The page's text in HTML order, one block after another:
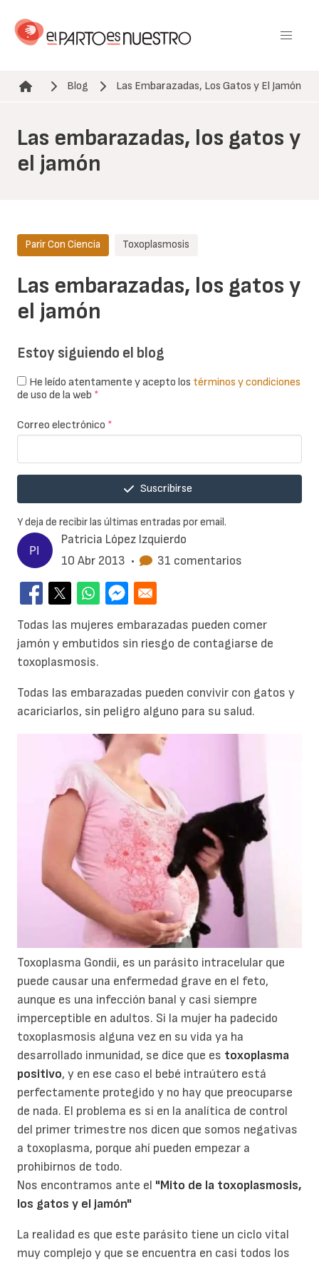
contenido
Ruta de navegación
Blog Las Embarazadas, Los Gatos y El Jamón
Las embarazadas, los gatos y
el jamón
Patricia López Izquierdo
10 Abr 2013 • 31 comentarios
Las embarazadas, los gatos y
el jamón
Parir Con Ciencia Toxoplasmosis
Todas las mujeres embarazadas pueden comer
jamón y embutidos sin riesgo de contagiarse de
toxoplasmosis.
Todas las embarazadas pueden convivir con gatos y
acariciarlos, sin peligro alguno para su salud.
Toxoplasma Gondii, es un parásito intracelular que
puede causar una enfermedad grave en el feto,
aunque es una infección banal y casi siempre
imperceptible en adultos. Si la mujer ha padecido
toxoplasmosis alguna vez en su vida ya ha
desarrollado inmunidad, se dice que es toxoplasma
positivo, y en ese caso el bebé intraútero está
perfectamente protegido y no hay que preocuparse
de nada. El problema es si en la analítica de control
del primer trimestre nos dicen que somos negativas
a toxoplasma, porque ahí pueden empezar a
prohibirnos de todo.
Nos encontramos ante el "Mito de la toxoplasmosis,
los gatos y el jamón"
La realidad es que este parásito tiene un ciclo vital
muy complejo y que se encuentra en casi todos los
Estoy siguiendo el blog
He leído atentamente y acepto los términos y condiciones
de uso de la web *
Correo electrónico *
Suscribirse
Y deja de recibir las últimas entradas por email.